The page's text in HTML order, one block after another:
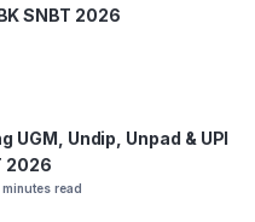
SNBT 2026
UGM, Undip, Unpad & UPI
2026
minutes read